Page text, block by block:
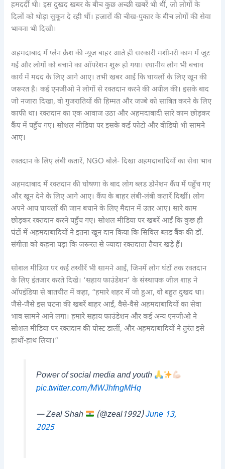
हमदर्दी थी। इस दुखद खबर के बीच कुछ अच्छी खबरें भी थीं, जो लोगों के
दिलों को थोड़ा सुकून दे रही थीं। हजारों की चीख-पुकार के बीच लोगों की सेवा
भावना भी दिखी।
अहमदाबाद में प्लेन क्रैश की न्यूज बाहर आते ही सरकारी मशीनरी काम में जुट
गई और लोगों को बचाने का ऑपरेशन शुरू हो गया। स्थानीय लोग भी बचाव
कार्य में मदद के लिए आगे आए। तभी खबर आई कि घायलों के लिए खून की
जरूरत है। कई एनजीओ ने लोगों से रक्तदान करने की अपील की। इसके बाद
जो नजारा दिखा, वो गुजरातियों की हिम्मत और जज्बे को साबित करने के लिए
काफी था। रक्तदान का एक आवाज उठा और अहमदाबादी सारे काम छोड़कर
कैंप में पहुँच गए। सोशल मीडिया पर इसके कई फोटो और वीडियो भी सामने
आए।
रक्तदान के लिए लंबी कतारें, NGO बोले- दिखा अहमदाबादियों का सेवा भाव
अहमदाबाद में रक्तदान की घोषणा के बाद लोग ब्लड डोनेशन कैंप में पहुँच गए
और खून देने के लिए आगे आए। कैंप के बाहर लंबी-लंबी कतारें दिखीं। लोग
अपने आप घायलों की जान बचाने के लिए मैदान में उतर आए। सारे काम
छोड़कर रक्तदान करने पहुँच गए। सोशल मीडिया पर खबरें आईं कि कुछ ही
घंटों में अहमदाबादियों ने इतना खून दान किया कि सिविल ब्लड बैंक की डॉ.
संगीता को कहना पड़ा कि जरूरत से ज्यादा रक्तदाता तैयार खड़े हैं।
सोशल मीडिया पर कई तस्वीरें भी सामने आईं, जिनमें लोग घंटों तक रक्तदान
के लिए इंतजार करते दिखे। ‘सहाय फाउंडेशन’ के संस्थापक जील शाह ने
ऑपइंडिया से बातचीत में कहा, “हमारे शहर में जो हुआ, वो बहुत दुखद था।
जैसे-जैसे इस घटना की खबरें बाहर आईं, वैसे-वैसे अहमदाबादियों का सेवा
भाव सामने आने लगा। हमारे सहाय फाउंडेशन और कई अन्य एनजीओ ने
सोशल मीडिया पर रक्तदान की पोस्ट डालीं, और अहमदाबादियों ने तुरंत इसे
हाथों-हाथ लिया।”
Power of social media and youth
pic.twitter.com/MWJhfngMHq
— Zeal Shah (@zeal1992)June 13,
2025